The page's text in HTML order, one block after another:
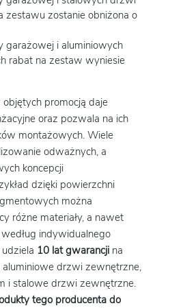
zestawu zostanie obniżona o
garażowej i aluminiowych
rabat na zestaw wyniesie
promocją daje
oraz pozwala na ich
montażowych. Wiele
odważnych, a
koncepcji
dzięki powierzchni
można
różne materiały, a nawet
indywidualnego
10 lat gwarancji na
drzwi zewnętrzne,
i stalowe drzwi zewnętrzne.
tego producenta do